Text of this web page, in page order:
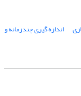
اندازه‏ گیرى چندزمانه و